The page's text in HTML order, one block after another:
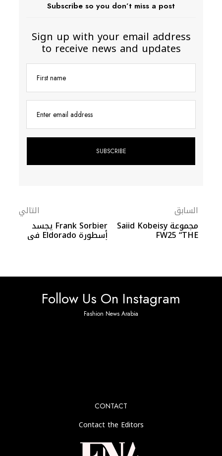
Subscribe so you don’t miss a post
Sign up with your email address
to receive news and updates
First name
Enter email address
السابق
مجموعة Saiid Kobeisy
FW25 “THE
التالي
Frank Sorbier يجسد
أسطورة Eldorado في
Follow Us On Instagram
Fashion News Arabia
CONTACT
Contact the Editors